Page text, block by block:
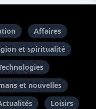
Affaires
et spiritualité
et nouvelles
Loisirs